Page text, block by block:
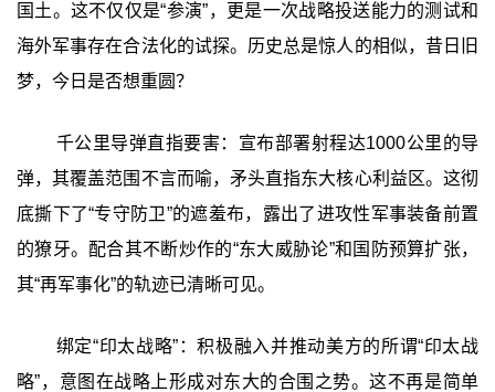
国土。这不仅仅是“参演”，更是一次战略投送能力的测试和
海外军事存在合法化的试探。历史总是惊人的相似，昔日旧
梦，今日是否想重圆？
千公里导弹直指要害：宣布部署射程达1000公里的导
弹，其覆盖范围不言而喻，矛头直指东大核心利益区。这彻
底撕下了“专守防卫”的遮羞布，露出了进攻性军事装备前置
的獠牙。配合其不断炒作的“东大威胁论”和国防预算扩张，
其“再军事化”的轨迹已清晰可见。
绑定“印太战略”‍：积极融入并推动美方的所谓“印太战
略”，意图在战略上形成对东大的合围之势。这不再是简单